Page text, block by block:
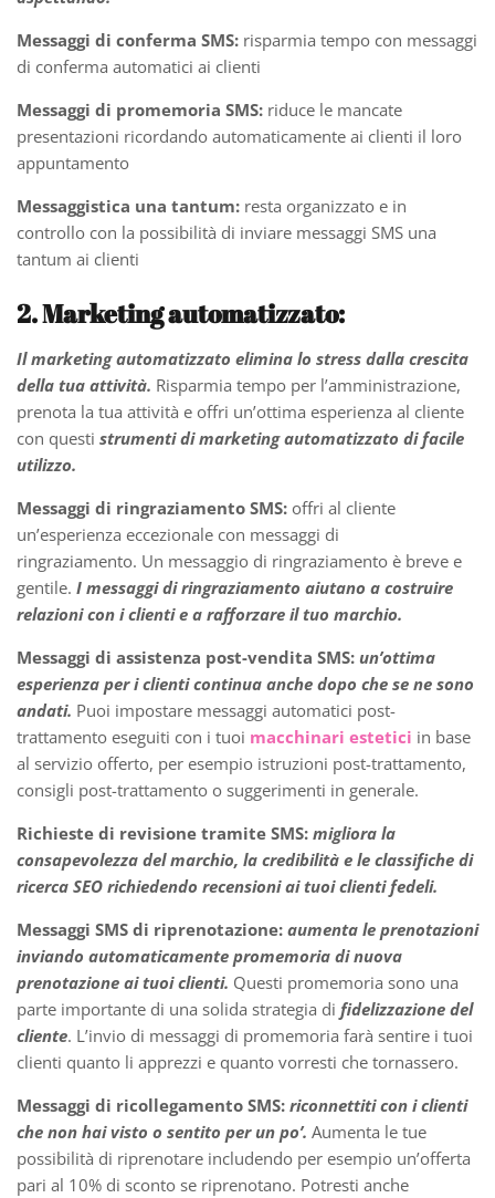
Messaggi di conferma SMS: risparmia tempo con messaggi
di conferma automatici ai clienti
Messaggi di promemoria SMS: riduce le mancate
presentazioni ricordando automaticamente ai clienti il ​​loro
appuntamento
Messaggistica una tantum: resta organizzato e in
controllo con la possibilità di inviare messaggi SMS una
tantum ai clienti
2. Marketing automatizzato:
Il marketing automatizzato elimina lo stress dalla crescita
della tua attività. Risparmia tempo per l’amministrazione,
prenota la tua attività e offri un’ottima esperienza al cliente
con questi strumenti di marketing automatizzato di facile
utilizzo.
Messaggi di ringraziamento SMS: offri al cliente
un’esperienza eccezionale con messaggi di
ringraziamento. Un messaggio di ringraziamento è breve e
gentile. I messaggi di ringraziamento aiutano a costruire
relazioni con i clienti e a rafforzare il tuo marchio.
Messaggi di assistenza post-vendita SMS: un’ottima
esperienza per i clienti continua anche dopo che se ne sono
andati. Puoi impostare messaggi automatici post-
trattamento eseguiti con i tuoi macchinari estetici in base
al servizio offerto, per esempio istruzioni post-trattamento,
consigli post-trattamento o suggerimenti in generale.
Richieste di revisione tramite SMS: migliora la
consapevolezza del marchio, la credibilità e le classifiche di
ricerca SEO richiedendo recensioni ai tuoi clienti fedeli.
Messaggi SMS di riprenotazione: aumenta le prenotazioni
inviando automaticamente promemoria di nuova
prenotazione ai tuoi clienti. Questi promemoria sono una
parte importante di una solida strategia di fidelizzazione del
cliente. L’invio di messaggi di promemoria farà sentire i tuoi
clienti quanto li apprezzi e quanto vorresti che tornassero.
Messaggi di ricollegamento SMS: riconnettiti con i clienti
che non hai visto o sentito per un po’. Aumenta le tue
possibilità di riprenotare includendo per esempio un’offerta
pari al 10% di sconto se riprenotano. Potresti anche